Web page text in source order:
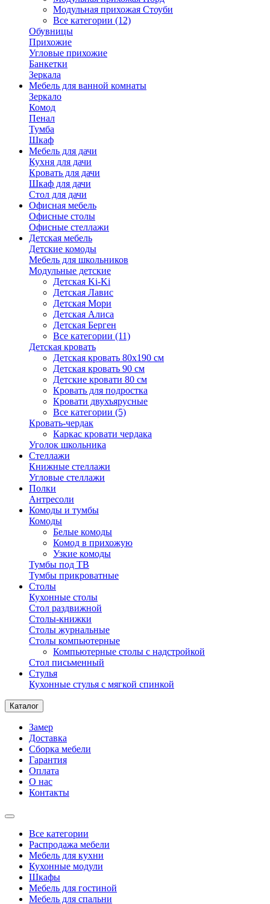
Модульная прихожая Стоуби
Все категории (12)
Обувницы
Прихожие
Угловые прихожие
Банкетки
Зеркала
Мебель для ванной комнаты
Зеркало
Комод
Пенал
Тумба
Шкаф
Мебель для дачи
Кухня для дачи
Кровать для дачи
Шкаф для дачи
Стол для дачи
Офисная мебель
Офисные столы
Офисные стеллажи
Детская мебель
Детские комоды
Мебель для школьников
Модульные детские
Детская Ki-Ki
Детская Лавис
Детская Мори
Детская Алиса
Детская Берген
Все категории (11)
Детская кровать
Детская кровать 80х190 см
Детская кровать 90 см
Детские кровати 80 см
Кровать для подростка
Кровати двухъярусные
Все категории (5)
Кровать-чердак
Каркас кровати чердака
Уголок школьника
Стеллажи
Книжные стеллажи
Угловые стеллажи
Полки
Антресоли
Комоды и тумбы
Комоды
Белые комоды
Комод в прихожую
Узкие комоды
Тумбы под ТВ
Тумбы прикроватные
Столы
Кухонные столы
Стол раздвижной
Столы-книжки
Столы журнальные
Столы компьютерные
Компьютерные столы с надстройкой
Стол письменный
Стулья
Кухонные стулья с мягкой спинкой
Каталог
Замер
Доставка
Сборка мебели
Гарантия
Оплата
О нас
Контакты
Все категории
Распродажа мебели
Мебель для кухни
Кухонные модули
Шкафы
Мебель для гостиной
Мебель для спальни